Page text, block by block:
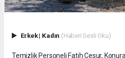
Erkek| Kadın (Haberi Sesli Oku)
Temizlik Personeli Fatih Cesur,